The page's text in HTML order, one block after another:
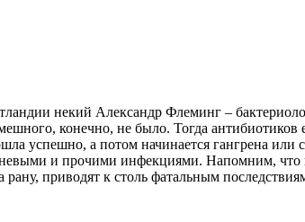
некий Александр Флеминг –
конечно, не было. Тогда антибиотиков
успешно, а потом начинается гангрена или
и прочими инфекциями. Напомним, что
приводят к столь фатальным